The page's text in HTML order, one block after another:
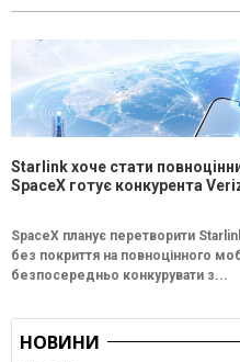
Starlink хоче стати
SpaceX готує конкурента
SpaceX планує перетворити
без покриття на повноцінного
безпосередньо конкурувати з...
НОВИНИ